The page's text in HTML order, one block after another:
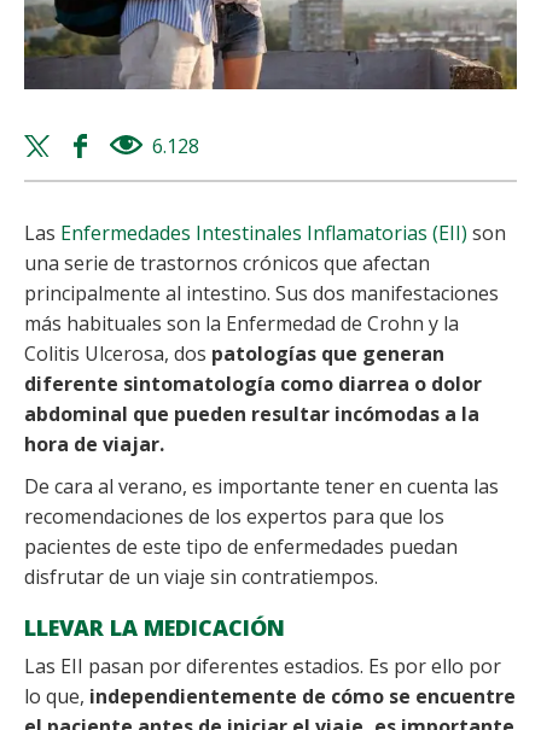
Twitter
share
Facebook
share
6.128
Las Enfermedades Intestinales Inflamatorias (EII) son
una serie de trastornos crónicos que afectan
principalmente al intestino. Sus dos manifestaciones
más habituales son la Enfermedad de Crohn y la
Colitis Ulcerosa, dos patologías que generan
diferente sintomatología como diarrea o dolor
abdominal que pueden resultar incómodas a la
hora de viajar.
De cara al verano, es importante tener en cuenta las
recomendaciones de los expertos para que los
pacientes de este tipo de enfermedades puedan
disfrutar de un viaje sin contratiempos.
LLEVAR LA MEDICACIÓN
Las EII pasan por diferentes estadios. Es por ello por
lo que, independientemente de cómo se encuentre